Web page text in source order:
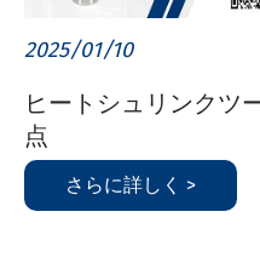
2025/01/10
ヒートシュリンクツ
点
さらに詳しく >